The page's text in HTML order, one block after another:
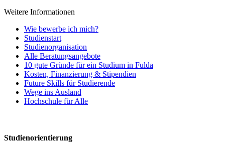
Weitere Informationen
Wie bewerbe ich mich?
Studienstart
Studienorganisation
Alle Beratungsangebote
10 gute Gründe für ein Studium in Fulda
Kosten, Finanzierung & Stipendien
Future Skills für Studierende
Wege ins Ausland
Hochschule für Alle
Studienorientierung